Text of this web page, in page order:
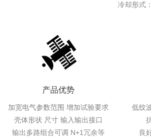
冷却形式
产品优势
加宽电气参数范围 增加试验要求
壳体形状 尺寸 输入输出接口
输出多路组合可调 N+1冗余等
低纹
良